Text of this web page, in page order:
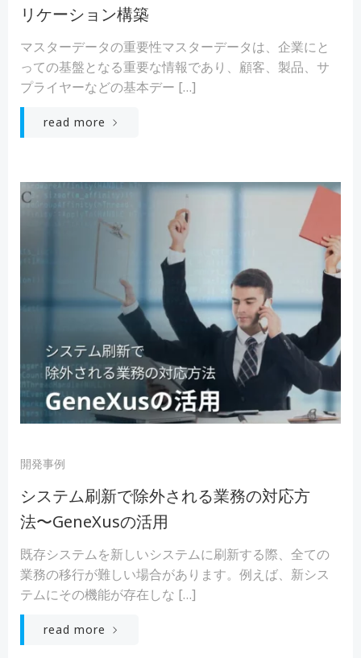
リケーション構築
マスターデータの重要性マスターデータは、企業にと
っての基盤となる重要な情報であり、顧客、製品、サ
プライヤーなどの基本デー […]
read more
開発事例
システム刷新で除外される業務の対応方
法〜GeneXusの活用
既存システムを新しいシステムに刷新する際、全ての
業務の移行が難しい場合があります。例えば、新シス
テムにその機能が存在しな […]
read more